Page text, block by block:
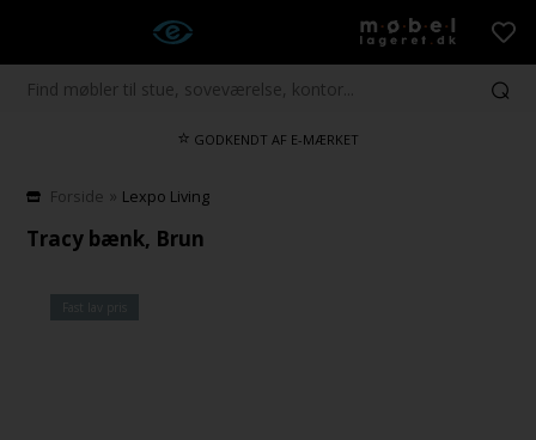
⭐ GODKENDT AF E-MÆRKET
Forside » Lexpo Living
Tracy bænk, Brun